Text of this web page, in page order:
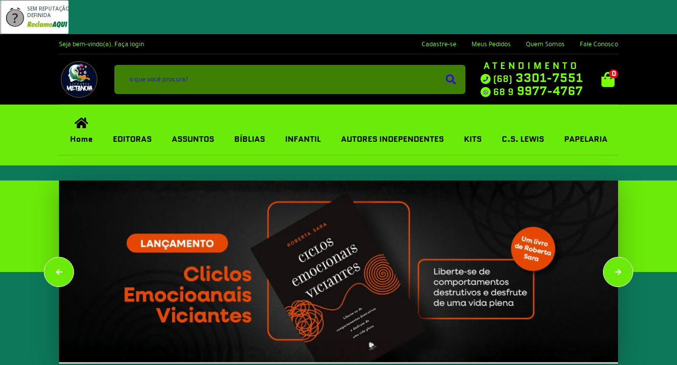
SEM REPUTAÇÃO
DEFINIDA
Seja bem-vindo(a), Faça login Cadastre-se Meus Pedidos Quem Somos Fale Conosco
ATENDIMENTO
(68) 3301-7551
68 9 9977-4767
0
Home EDITORAS ASSUNTOS BÍBLIAS INFANTIL AUTORES INDEPENDENTES KITS C.S. LEWIS PAPELARIA